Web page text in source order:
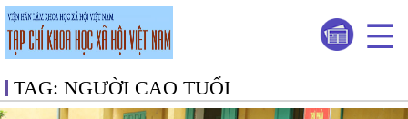
TAG: NGƯỜI CAO TUỔI